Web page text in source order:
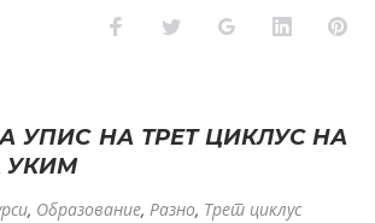
Facebook
Twitter Google+LinkedIn
УПИС НА ТРЕТ ЦИКЛУС НА
УКИМ
, Образование, Разно, Трет циклус